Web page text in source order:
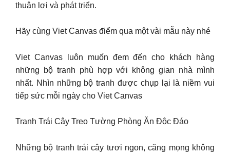
thuận lợi và phát triển.
Hãy cùng Viet Canvas điểm qua một vài mẫu này nhé
Viet Canvas luôn muốn đem đến cho khách hàng
những bộ tranh phù hợp với không gian nhà mình
nhất. Nhìn những bộ tranh được chụp lại là niềm vui
tiếp sức mỗi ngày cho Viet Canvas
Tranh Trái Cây Treo Tường Phòng Ăn Độc Đáo
Những bộ tranh trái cây tươi ngon, căng mọng không